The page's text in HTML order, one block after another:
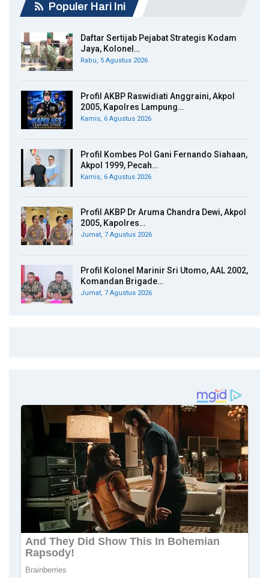
Populer Hari Ini
Daftar Sertijab Pejabat Strategis Kodam
Jaya, Kolonel…
Rabu, 5 Agustus 2026
Profil AKBP Raswidiati Anggraini, Akpol
2005, Kapolres Lampung…
Kamis, 6 Agustus 2026
Profil Kombes Pol Gani Fernando Siahaan,
Akpol 1999, Pecah…
Kamis, 6 Agustus 2026
Profil AKBP Dr Aruma Chandra Dewi, Akpol
2005, Kapolres…
Jumat, 7 Agustus 2026
Profil Kolonel Marinir Sri Utomo, AAL 2002,
Komandan Brigade…
Jumat, 7 Agustus 2026